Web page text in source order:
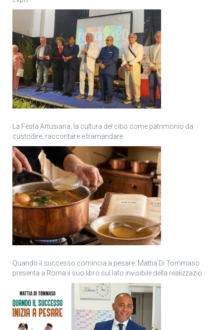
La Festa Artusiana, la cultura del cibo come patrimonio da
custodire, raccontare e tramandare
Quando il successo comincia a pesare: Mattia Di Tommaso
presenta a Roma il suo libro sul lato invisibile della realizzazione